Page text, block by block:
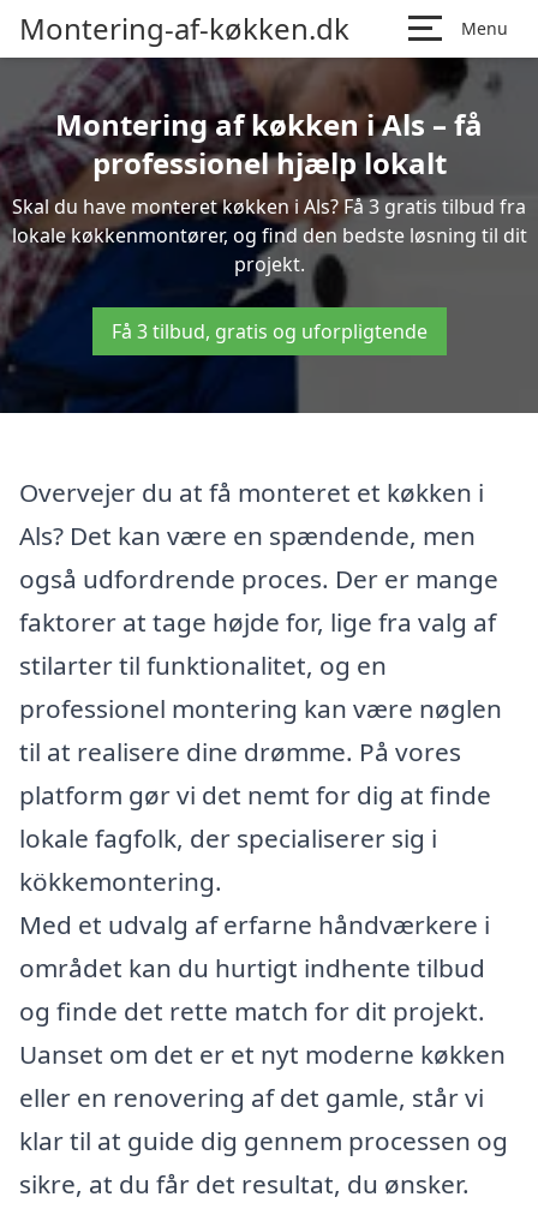
Montering-af-køkken.dk Menu
Montering af køkken i Als – få
professionel hjælp lokalt
Skal du have monteret køkken i Als? Få 3 gratis tilbud fra
lokale køkkenmontører, og find den bedste løsning til dit
projekt.
Få 3 tilbud, gratis og uforpligtende
Overvejer du at få monteret et køkken i
Als? Det kan være en spændende, men
også udfordrende proces. Der er mange
faktorer at tage højde for, lige fra valg af
stilarter til funktionalitet, og en
professionel montering kan være nøglen
til at realisere dine drømme. På vores
platform gør vi det nemt for dig at finde
lokale fagfolk, der specialiserer sig i
kökkemontering.
Med et udvalg af erfarne håndværkere i
området kan du hurtigt indhente tilbud
og finde det rette match for dit projekt.
Uanset om det er et nyt moderne køkken
eller en renovering af det gamle, står vi
klar til at guide dig gennem processen og
sikre, at du får det resultat, du ønsker.